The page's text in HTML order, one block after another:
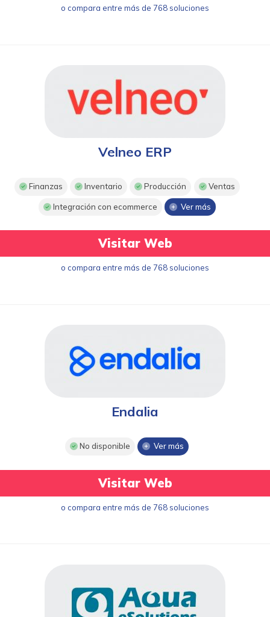
o compara entre más de 768 soluciones
Velneo ERP
Finanzas Inventario Producción Ventas
Integración con ecommerce Ver más
Visitar Web
o compara entre más de 768 soluciones
Endalia
No disponible Ver más
Visitar Web
o compara entre más de 768 soluciones